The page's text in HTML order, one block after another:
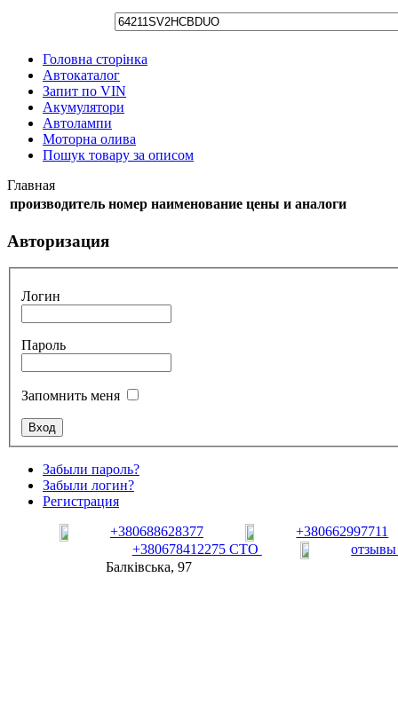
Головна сторінка
Автокаталог
Запит по VIN
Акумулятори
Автолампи
Моторна олива
Пошук товару за описом
Главная
производитель номер наименование цены и аналоги
Авторизация
Логин
Пароль
Запомнить меня
Забыли пароль?
Забыли логин?
Регистрация
+380688628377
+380662997711
+380678412275 СТО
Балківська, 97